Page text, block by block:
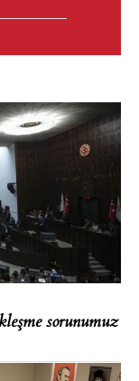
sorunumuz